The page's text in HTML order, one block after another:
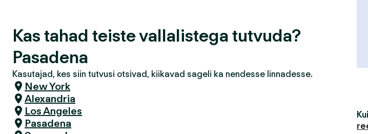
Kas tahad teiste vallalistega tutvuda?
Pasadena
Kasutajad, kes siin tutvusi otsivad, kiikavad sageli ka nendesse linnadesse.
New York
Alexandria
Los Angeles
Pasadena